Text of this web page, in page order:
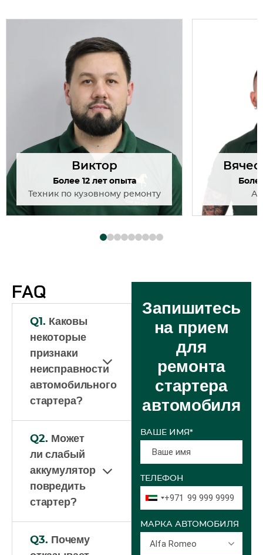
Виктор
Более 12 лет опыта
Техник по кузовному ремонту
FAQ
Q1. Каковы
некоторые
признаки
неисправности
автомобильного
стартера?
Q2. Может
ли слабый
аккумулятор
повредить
стартер?
Q3. Почему
Запишитесь
на прием
для
ремонта
стартера
автомобиля
ВАШЕ ИМЯ*
ТЕЛЕФОН
+971
МАРКА АВТОМОБИЛЯ
Alfa Romeo